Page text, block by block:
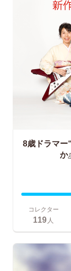
8歳ドラマー
か
コレクター
119人